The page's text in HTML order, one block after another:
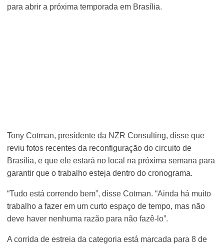
para abrir a próxima temporada em Brasília.
Tony Cotman, presidente da NZR Consulting, disse que
reviu fotos recentes da reconfiguração do circuito de
Brasília, e que ele estará no local na próxima semana para
garantir que o trabalho esteja dentro do cronograma.
“Tudo está correndo bem”, disse Cotman. “Ainda há muito
trabalho a fazer em um curto espaço de tempo, mas não
deve haver nenhuma razão para não fazê-lo”.
A corrida de estreia da categoria está marcada para 8 de